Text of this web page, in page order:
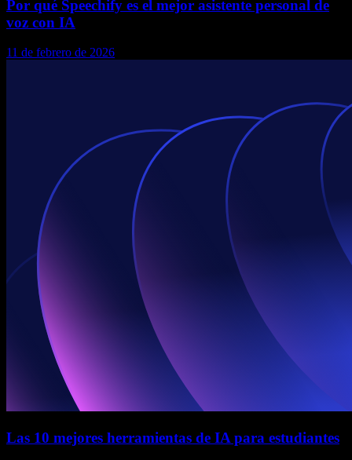
Por qué Speechify es el mejor asistente personal de
voz con IA
11 de febrero de 2026
Las 10 mejores herramientas de IA para estudiantes